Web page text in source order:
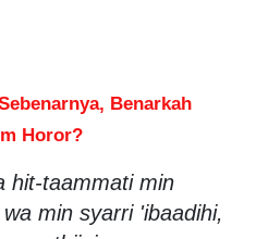
Benarkah
Horor?
hit-taammati min
min syarri 'ibaadihi,